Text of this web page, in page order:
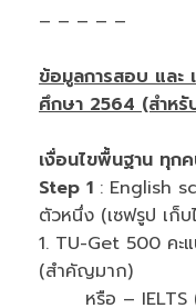
– – – – –
ข้อมูลการสอบ แล
ศึกษา 2564 (สำหรั
เงื่อนไขพื้นฐาน ทุก
Step 1 : English
ตัวหนึ่ง (เซฟรูป เก็บ
1. TU-Get 500 คะ
(สำคัญมาก)
หรือ – IELTS